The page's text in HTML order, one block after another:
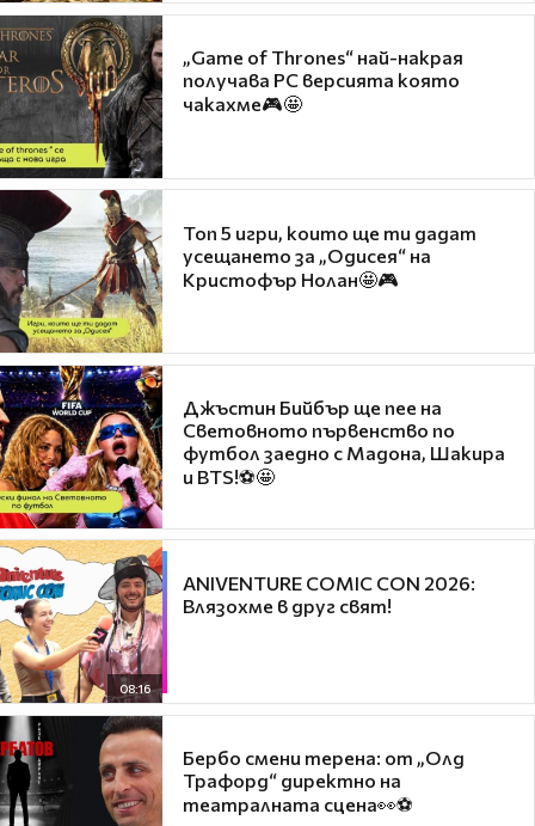
„Game of Thrones“ най-накрая
получава PC версията която
чакахме🎮🤩
Топ 5 игри, които ще ти дадат
усещането за „Одисея“ на
Кристофър Нолан🤩🎮
Джъстин Бийбър ще пее на
Световното първенство по
футбол заедно с Мадона, Шакира
и BTS!⚽🤩
08:16
ANIVENTURE COMIC CON 2026:
Влязохме в друг свят!
Бербо смени терена: от „Олд
Трафорд“ директно на
театралната сцена👀⚽